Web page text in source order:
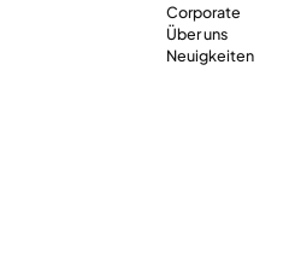
Corporate
Über uns
Neuigkeiten